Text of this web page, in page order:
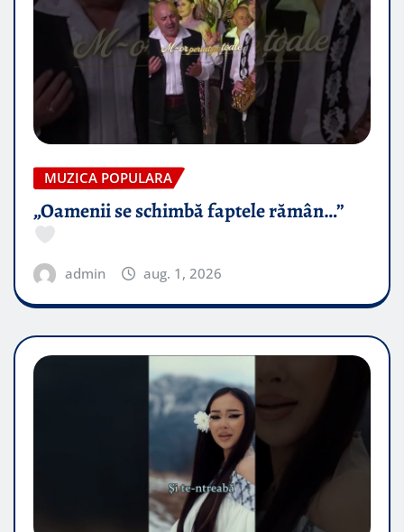
MUZICA POPULARA
„Oamenii se schimbă faptele rămân…”
admin aug. 1, 2026